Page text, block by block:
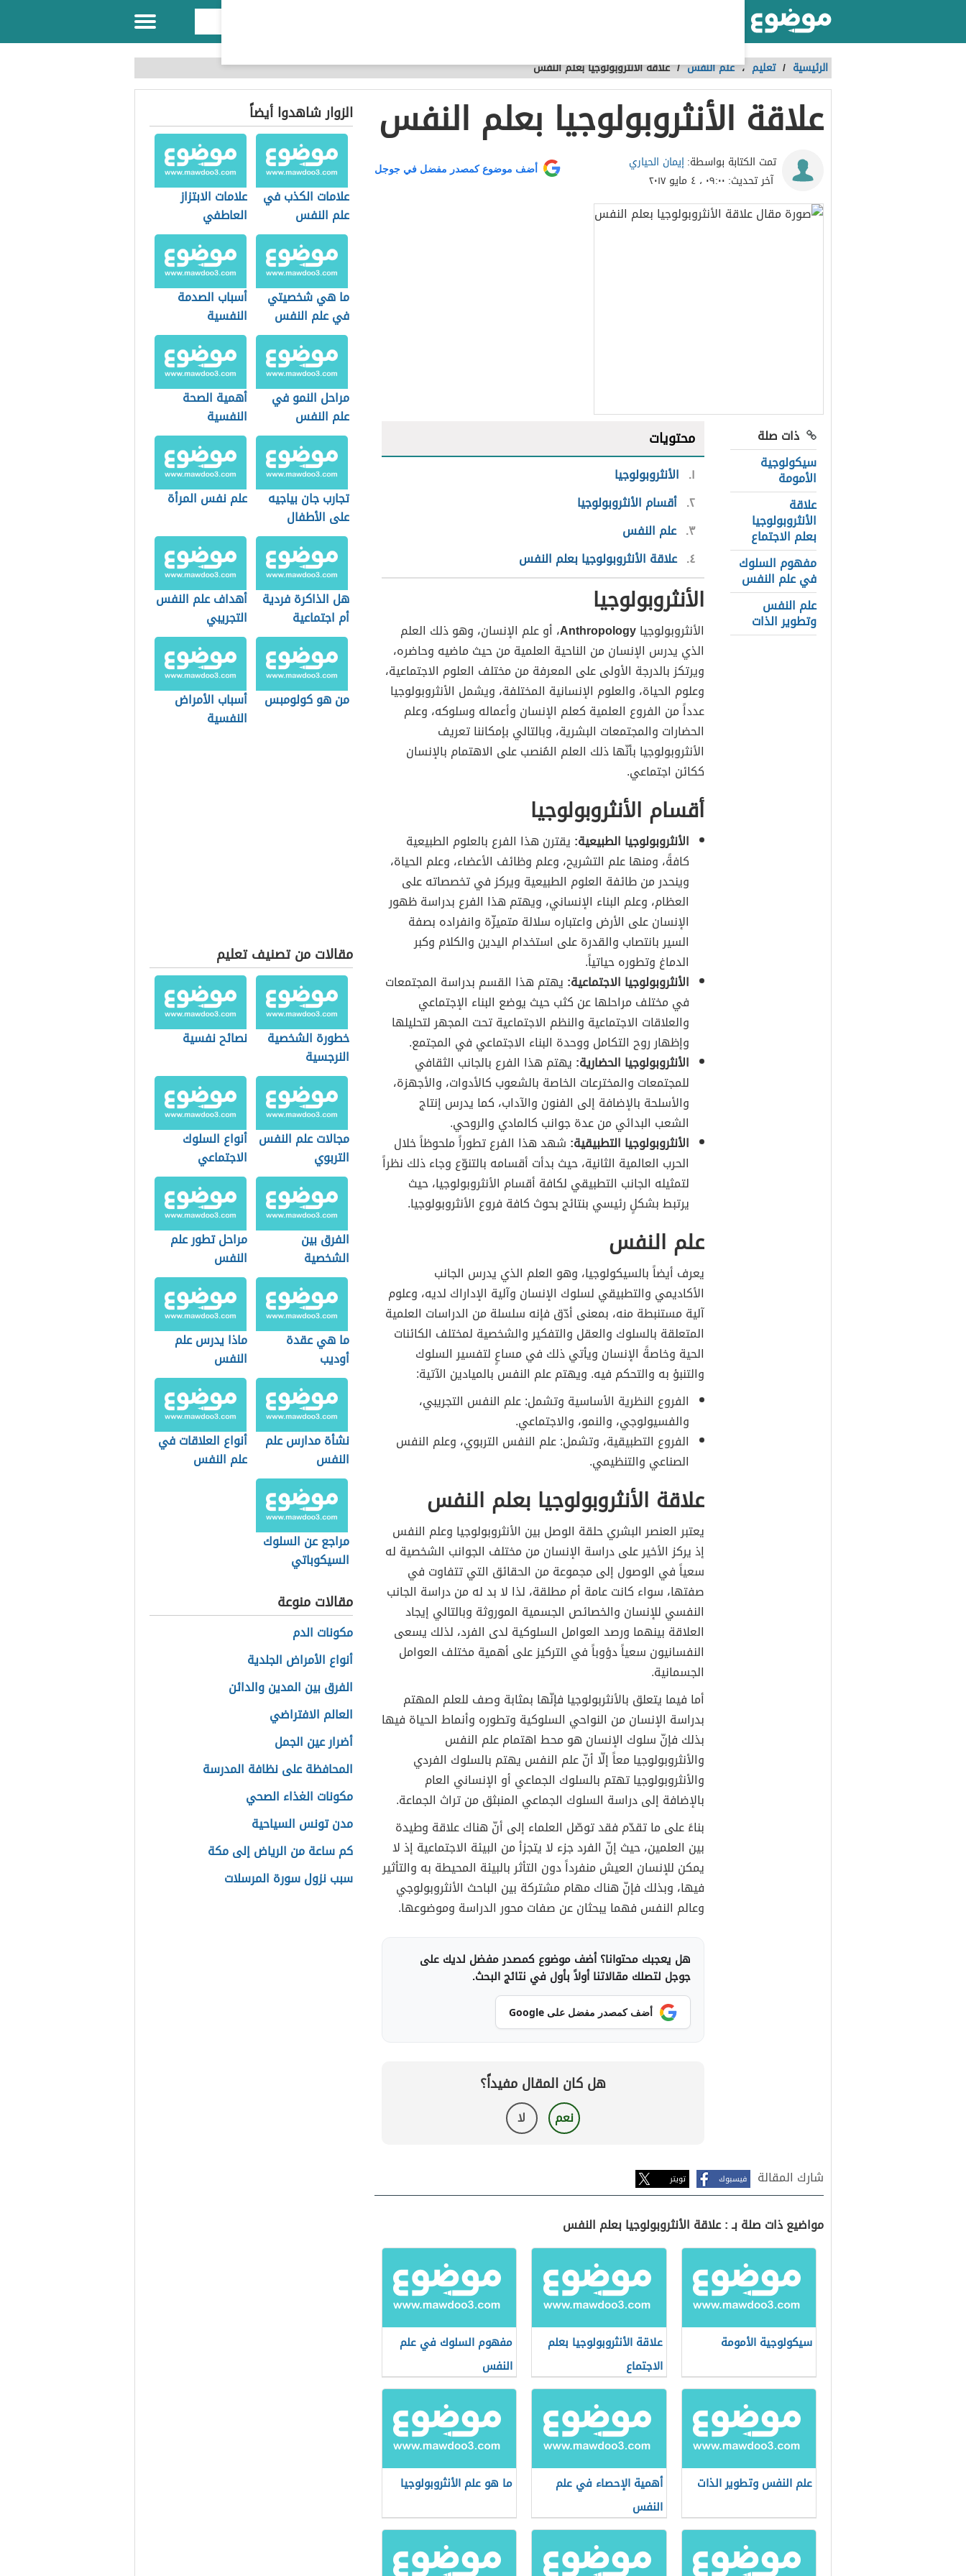
الرئيسية / تعليم ،علم النفس /علاقة الأنثروبولوجيا بعلم النفس
علاقة الأنثروبولوجيا بعلم النفس
تمت الكتابة بواسطة:إيمان الحياري
آخر تحديث: ٠٩:٠٠ ، ٤ مايو ٢٠١٧
أضف موضوع كمصدر مفضل في جوجل
ذات صلة
سيكولوجية
الأمومة
علاقة
الأنثروبولوجيا
بعلم الاجتماع
مفهوم السلوك
في علم النفس
علم النفس
وتطوير الذات
محتويات
١ الأنثروبولوجيا
٢ أقسام الأنثروبولوجيا
٣ علم النفس
٤ علاقة الأنثروبولوجيا بعلم النفس
الأنثروبولوجيا
الأنثروبولوجياAnthropology، أو علم الإنسان، وهو ذلك العلم
الذي يدرس الإنسان من الناحية العلمية من حيث ماضيه وحاضره،
ويرتكز بالدرجة الأولى على المعرفة من مختلف العلوم الاجتماعية،
وعلوم الحياة، والعلوم الإنسانية المختلفة، ويشمل الأنثروبولوجيا
عدداً من الفروع العلمية كعلم الإنسان وأعماله وسلوكه، وعلم
الحضارات والمجتمعات البشرية، وبالتالي بإمكاننا تعريف
الأنثروبولوجيا بأنّها ذلك العلم المُنصب على الاهتمام بالإنسان
ككائن اجتماعي.
أقسام الأنثروبولوجيا
الأنثروبولوجيا الطبيعية: يقترن هذا الفرع بالعلوم الطبيعية
كافةً، ومنها علم التشريح، وعلم وظائف الأعضاء، وعلم الحياة،
وينحدر من طائفة العلوم الطبيعية ويركز في تخصصاته على
العظام، وعلم البناء الإنساني، ويهتم هذا الفرع بدراسة ظهور
الإنسان على الأرض واعتباره سلالة متميزّة وانفراده بصفة
السير بانتصاب والقدرة على استخدام اليدين والكلام وكبر
الدماغ وتطوره حياتياً.
الأنثروبولوجيا الاجتماعية: يهتم هذا القسم بدراسة المجتمعات
في مختلف مراحلها عن كثب حيث يوضع البناء الإجتماعي
والعلاقات الاجتماعية والنظم الاجتماعية تحت المجهر لتحليلها
وإظهار روح التكامل ووحدة البناء الاجتماعي في المجتمع.
الأنثروبولوجيا الحضارية: يهتم هذا الفرع بالجانب الثقافي
للمجتمعات والمخترعات الخاصة بالشعوب كالأدوات، والأجهزة،
والأسلحة بالإضافة إلى الفنون والآداب، كما يدرس إنتاج
الشعب البدائي من عدة جوانب كالمادي والروحي.
الأنثروبولوجيا التطبيقية: شهد هذا الفرع تطوراً ملحوظاً خلال
الحرب العالمية الثانية، حيث بدأت أقسامه بالتنوّع وجاء ذلك نظراً
لتمثيله الجانب التطبيقي لكافة أقسام الأنثروبولوجيا، حيث
يرتبط بشكلٍ رئيسي بنتائج بحوث كافة فروع الأنثروبولوجيا.
علم النفس
يعرف أيضاً بالسيكولوجيا، وهو العلم الذي يدرس الجانب
الأكاديمي والتطبيقي لسلوك الإنسان وآلية الإداراك لديه، وعلوم
آلية مستنبطة منه، بمعنى أدّق فإنه سلسلة من الدراسات العلمية
المتعلقة بالسلوك والعقل والتفكير والشخصية لمختلف الكائنات
الحية وخاصةً الإنسان ويأتي ذلك في مساعٍ لتفسير السلوك
والتنبؤ به والتحكم فيه. ويهتم علم النفس بالميادين الآتية:
الفروع النظرية الأساسية وتشمل: علم النفس التجريبي،
والفسيولوجي، والنمو، والاجتماعي.
الفروع التطبيقية، وتشمل: علم النفس التربوي، وعلم النفس
الصناعي والتنظيمي.
علاقة الأنثروبولوجيا بعلم النفس
يعتبر العنصر البشري حلقة الوصل بين الأنثروبولوجيا وعلم النفس
إذ يركز الأخير على دراسة الإنسان من مختلف الجوانب الشخصية له
سعياً في الوصول إلى مجموعة من الحقائق التي تتفاوت في
صفتها، سواء كانت عامة أم مطلقة، لذا لا بد له من دراسة الجانب
النفسي للإنسان والخصائص الجسمية الموروثة وبالتالي إيجاد
العلاقة بينهما ورصد العوامل السلوكية لدى الفرد، لذلك يسعى
النفسانيون سعياً دؤوباً في التركيز على أهمية مختلف العوامل
الجسمانية.
أما فيما يتعلق بالأنثربولوجيا فإنّها بمثابة وصف للعلم المهتم
بدراسة الإنسان من النواحي السلوكية وتطوره وأنماط الحياة فيها
بذلك فإنّ سلوك الإنسان هو محط اهتمام علم النفس
والأنثروبولوجيا معاً إلّا أنّ علم النفس يهتم بالسلوك الفردي
والأنثروبولوجيا تهتم بالسلوك الجماعي أو الإنساني العام
بالإضافة إلى دراسة السلوك الجماعي المنبثق من تراث الجماعة.
بناءً على ما تقدّم فقد توصّل العلماء إلى أنّ هناك علاقة وطيدة
بين العلمين، حيث إنّ الفرد جزء لا يتجزأ من البيئة الاجتماعية إذ لا
يمكن للإنسان العيش منفرداً دون التأثر بالبيئة المحيطة به والتأثير
فيها، وبذلك فإنّ هناك مهام مشتركة بين الباحث الأنثروبولوجي
وعالم النفس فهما يبحثان عن صفات محور الدراسة وموضوعها.
هل يعجبك محتوانا؟ أضف موضوع كمصدر مفضل لديك على
جوجل لتصلك مقالاتنا أولاً بأول في نتائج البحث.
أضف كمصدر مفضل على Google
هل كان المقال مفيداً؟
نعم لا
شارك المقالة فيسبوك تويتر
مواضيع ذات صلة بـ : علاقة الأنثروبولوجيا بعلم النفس
سيكولوجية الأمومة
علاقة الأنثروبولوجيا بعلم
الاجتماع
مفهوم السلوك في علم
النفس
علم النفس وتطوير الذات
أهمية الإحصاء في علم
النفس
ما هو علم الأنثروبولوجيا
الزوار شاهدوا أيضاً
علامات الكذب في
علم النفس
علامات الابتزاز
العاطفي
ما هي شخصيتي
في علم النفس
أسباب الصدمة
النفسية
مراحل النمو في
علم النفس
أهمية الصحة
النفسية
تجارب جان بياجيه
على الأطفال
علم نفس المرأة
هل الذاكرة فردية
أم اجتماعية
أهداف علم النفس
التجريبي
من هو كولومبس
أسباب الأمراض
النفسية
مقالات من تصنيف تعليم
خطورة الشخصية
النرجسية
نصائح نفسية
مجالات علم النفس
التربوي
أنواع السلوك
الاجتماعي
الفرق بين
الشخصية
السيكوباتية
والشخصية
المضادة للمجتمع
مراحل تطور علم
النفس
ما هي عقدة
أوديب
ماذا يدرس علم
النفس
نشأة مدارس علم
النفس
أنواع العلاقات في
علم النفس
مراجع عن السلوك
السيكوباتي
مقالات منوعة
مكونات الدم
أنواع الأمراض الجلدية
الفرق بين المدين والدائن
العالم الافتراضي
أضرار عين الجمل
المحافظة على نظافة المدرسة
مكونات الغذاء الصحي
مدن تونس السياحية
كم ساعة من الرياض إلى مكة
سبب نزول سورة المرسلات